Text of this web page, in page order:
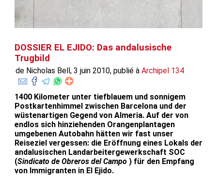
DOSSIER EL EJIDO: Das andalusische
Trugbild
de Nicholas Bell, 3 juin 2010, publié à Archipel 134
1400 Kilometer unter tiefblauem und sonnigem
Postkartenhimmel zwischen Barcelona und der
wüstenartigen Gegend von Almeria. Auf der von
endlos sich hinziehenden Orangenplantagen
umgebenen Autobahn hätten wir fast unser
Reiseziel vergessen: die Eröffnung eines Lokals der
andalusischen Landarbeitergewerkschaft SOC
(Sindicato de Obreros del Campo ) für den Empfang
von Immigranten in El Ejido.